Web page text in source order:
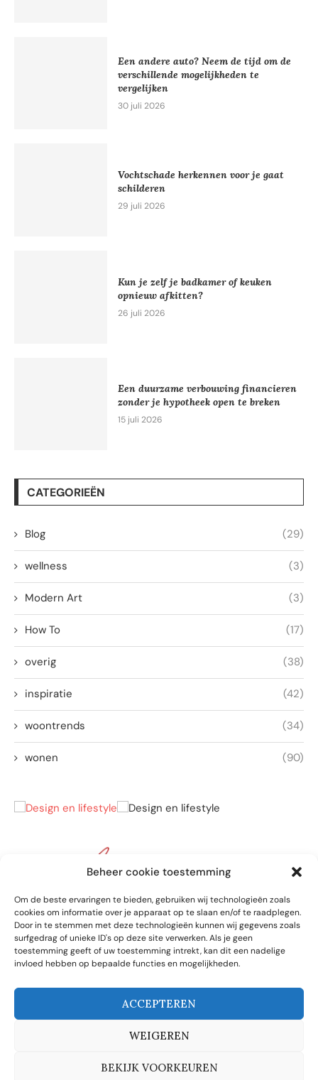
Beheer cookie toestemming
Om de beste ervaringen te bieden, gebruiken wij technologieën zoals
cookies om informatie over je apparaat op te slaan en/of te raadplegen.
Door in te stemmen met deze technologieën kunnen wij gegevens zoals
surfgedrag of unieke ID's op deze site verwerken. Als je geen
toestemming geeft of uw toestemming intrekt, kan dit een nadelige
invloed hebben op bepaalde functies en mogelijkheden.
ACCEPTEREN
WEIGEREN
BEKIJK VOORKEUREN
Een andere auto? Neem de tijd om de
verschillende mogelijkheden te
vergelijken
30 juli 2026
Vochtschade herkennen voor je gaat
schilderen
29 juli 2026
Kun je zelf je badkamer of keuken
opnieuw afkitten?
26 juli 2026
Een duurzame verbouwing financieren
zonder je hypotheek open te breken
15 juli 2026
CATEGORIEËN
Blog (29)
wellness (3)
Modern Art (3)
How To (17)
overig (38)
inspiratie (42)
woontrends (34)
wonen (90)
Make it home
De afgelopen tijd brachten we met z’n allen veel tijd door in ons
eigen huis. Met behulp van onze artikelen maken we van jouw
huis een echt thuis. Heb je een vraag of ben je enthousiast
samenwerking? Stuur ons dan nu een berichtje.
redactie@makeithome.nl
Hoe moet ik mijn jaloezieën schoonmaken?
Welke eettafel weerspiegelt het beste jouw persoonlijke stijl?